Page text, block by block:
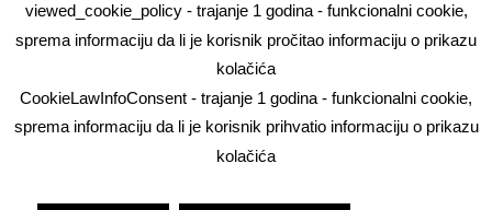
Termini ispita
Odluka o najnižim cijenama i naknadama
viewed_cookie_policy - trajanje 1 godina - funkcionalni cookie,
sprema informaciju da li je korisnik pročitao informaciju o prikazu
kolačića
CookieLawInfoConsent - trajanje 1 godina - funkcionalni cookie,
sprema informaciju da li je korisnik prihvatio informaciju o prikazu
kolačića